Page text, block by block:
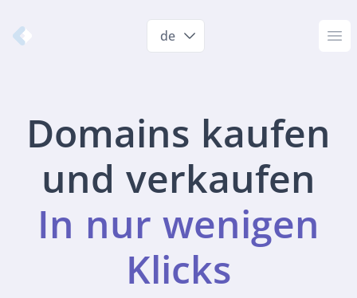
Nameshift.com de
Domains kaufen
und verkaufen
In nur wenigen
Klicks